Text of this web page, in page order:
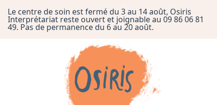
Le centre de soin est fermé du 3 au 14 août, Osiris
Interprétariat reste ouvert et joignable au 09 86 06 81
49. Pas de permanence du 6 au 20 août.